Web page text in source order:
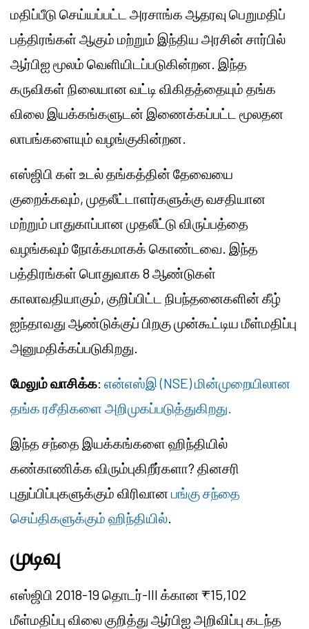
மதிப்பீடு செய்யப்பட்ட அரசாங்க ஆதரவு பெறுமதிப்
பத்திரங்கள் ஆகும் மற்றும் இந்திய அரசின் சார்பில்
ஆர்பிஐ மூலம் வெளியிடப்படுகின்றன. இந்த
கருவிகள் நிலையான வட்டி விகிதத்தையும் தங்க
விலை இயக்கங்களுடன் இணைக்கப்பட்ட மூலதன
லாபங்களையும் வழங்குகின்றன.
எஸ்ஜிபி கள் உடல் தங்கத்தின் தேவையை
குறைக்கவும், முதலீட்டாளர்களுக்கு வசதியான
மற்றும் பாதுகாப்பான முதலீட்டு விருப்பத்தை
வழங்கவும் நோக்கமாகக் கொண்டவை. இந்த
பத்திரங்கள் பொதுவாக 8 ஆண்டுகள்
காலாவதியாகும், குறிப்பிட்ட நிபந்தனைகளின் கீழ்
ஐந்தாவது ஆண்டுக்குப் பிறகு முன்கூட்டிய மீள்மதிப்பு
அனுமதிக்கப்படுகிறது.
மேலும் வாசிக்க: என்எஸ்இ (NSE) மின்முறையிலான
தங்க ரசீதிகளை அறிமுகப்படுத்துகிறது.
இந்த சந்தை இயக்கங்களை ஹிந்தியில்
கண்காணிக்க விரும்புகிறீர்களா? தினசரி
புதுப்பிப்புகளுக்கும் விரிவானபங்கு சந்தை
செய்திகளுக்கும் ஹிந்தியில்.
முடிவு
எஸ்ஜிபி 2018-19 தொடர்-III க்கான ₹15,102
மீள்மதிப்பு விலை குறித்து ஆர்பிஐ அறிவிப்பு கடந்த